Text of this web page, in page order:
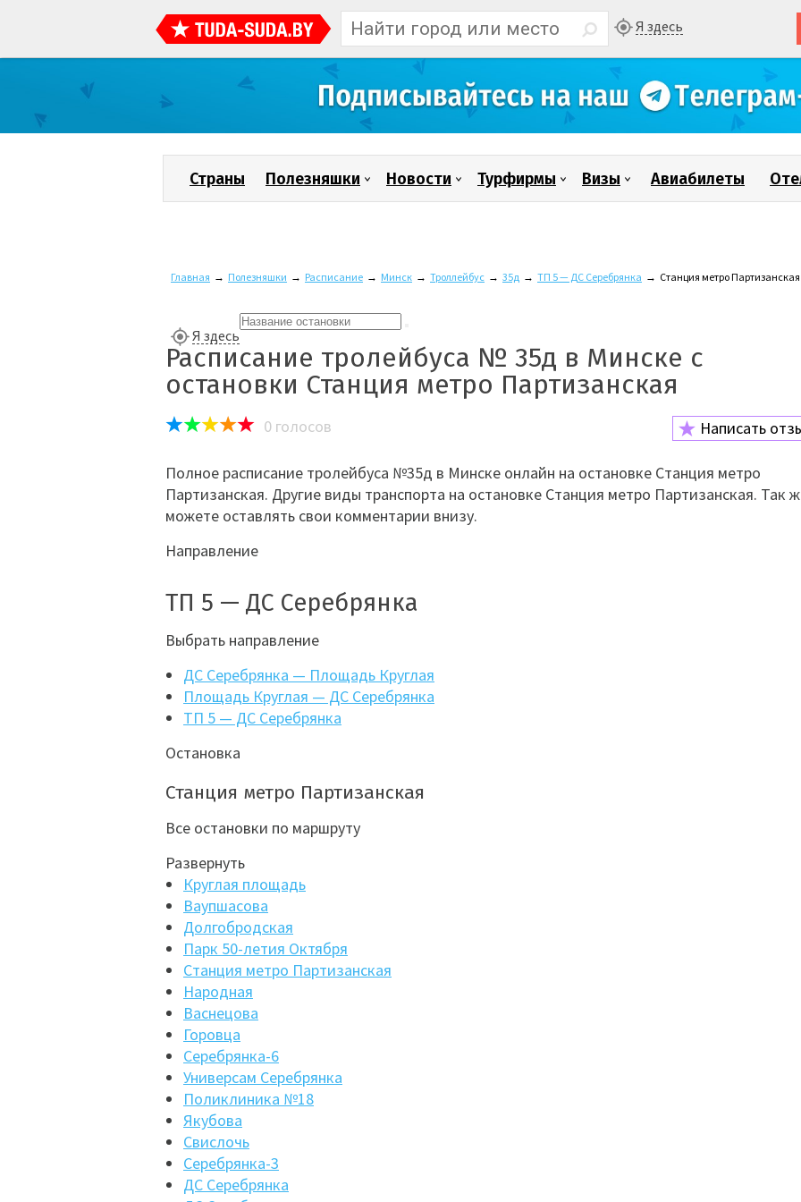
Я здесь
Страны Полезняшки Новости Турфирмы Визы Авиабилеты
Главная → Полезняшки → Расписание → Минск → Троллейбус → 35д → ТП 5 — ДС Серебрянка → Станция метро Партизанская
Я здесь
Расписание тролейбуса № 35д в Минске с
остановки Станция метро Партизанская
0 голосов Написать
Полное расписание тролейбуса №35д в Минске онлайн на остановке Станция метро
Партизанская. Другие виды транспорта на остановке Станция метро Партизанская. Так
можете оставлять свои комментарии внизу.
Направление
ТП 5 — ДС Серебрянка
Выбрать направление
ДС Серебрянка — Площадь Круглая
Площадь Круглая — ДС Серебрянка
ТП 5 — ДС Серебрянка
Остановка
Станция метро Партизанская
Все остановки по маршруту
Развернуть
Круглая площадь
Ваупшасова
Долгобродская
Парк 50-летия Октября
Станция метро Партизанская
Народная
Васнецова
Горовца
Серебрянка-6
Универсам Серебрянка
Поликлиника №18
Якубова
Свислочь
Серебрянка-3
ДС Серебрянка